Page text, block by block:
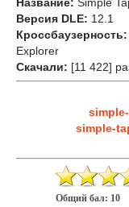
Версия DLE: 12.1
Кроссбаузерность:
Explorer
Скачали: [11 422]
simple-
Общий бал: 10